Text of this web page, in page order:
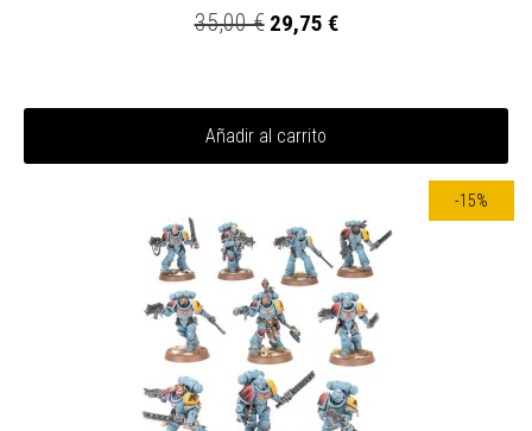
35,00 € 29,75 €
Añadir al carrito
-15%